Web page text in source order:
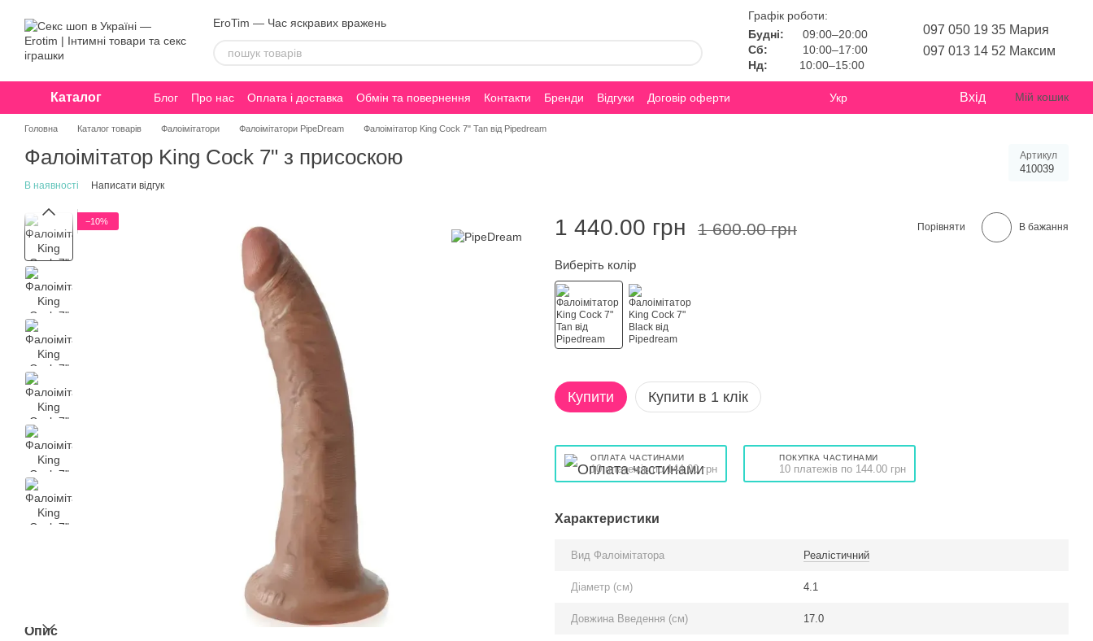
EroTim — Час яскравих вражень
Графік роботи:
Будні:
09:00–20:00
Сб:
10:00–17:00
Нд:
10:00–15:00
097 050 19 35 Мария
097 013 14 52 Максим
Каталог Блог Про нас Оплата і доставка Обмін та повернення Контакти Бренди Відгуки
Договір оферти
Конфіденційність
Укр Вхід Мій кошик
Головна Каталог товарів Фалоімітатори Фалоімітатори PipeDream Фалоімітатор King Cock 7" Tan від Pipedream
Фалоімітатор King Cock 7" з присоскою Артикул
410039
В наявності Написати відгук
−10%
Опис
1 440.00 грн 1 600.00 грн Порівняти В бажання
Виберіть колір
Купити Купити в 1 клік
ОПЛАТА ЧАСТИНАМИ
10 платежів по 144.00 грн
ПОКУПКА ЧАСТИНАМИ
10 платежів по 144.00 грн
Характеристики
Вид Фалоімітатора Реалістичний
Діаметр (см) 4.1
Довжина Введення (см) 17.0